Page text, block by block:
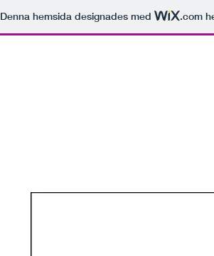
Denna hemsida designades med .com